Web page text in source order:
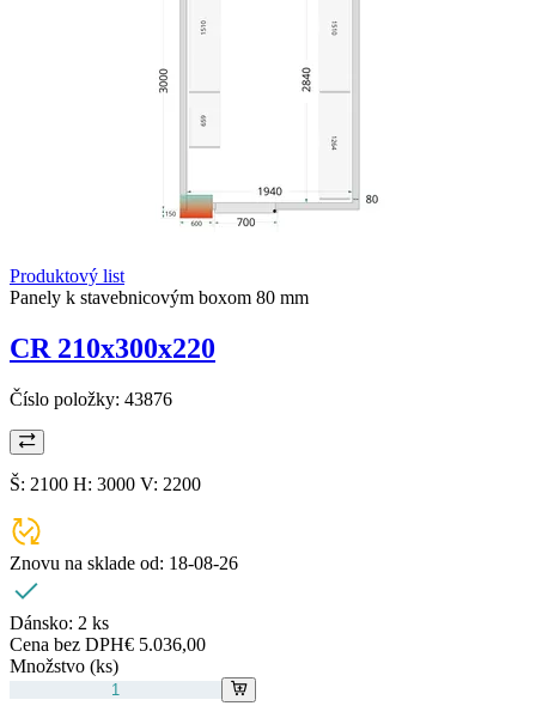
Produktový list
Panely k stavebnicovým boxom 80 mm
CR 210x300x220
Číslo položky: 43876
Š: 2100 H: 3000 V: 2200
Znovu na sklade od: 18-08-26
Dánsko: 2 ks
Cena bez DPH€ 5.036,00
Množstvo (ks)